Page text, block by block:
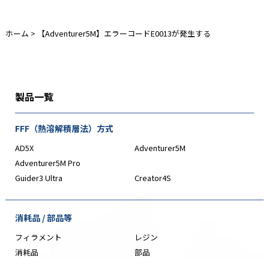
ホーム > 【Adventurer5M】エラーコードE0013が発生する
製品一覧
FFF（熱溶解積層法）方式
AD5X
Adventurer5M
Adventurer5M Pro
Guider3 Ultra
Creator4S
消耗品 / 部品等
フィラメント
レジン
消耗品
部品